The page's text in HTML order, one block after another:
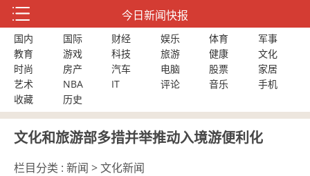
今日新闻快报
国内 国际 财经 娱乐 体育
军事
教育
游戏 科技 旅游 健康
文化
时尚
房产 汽车 电脑 股票
家居
艺术
NBA IT 评论 音乐
手机
收藏
历史
文化和旅游部多措并举推动入境游便利化
栏目分类 : 新闻 > 文化新闻